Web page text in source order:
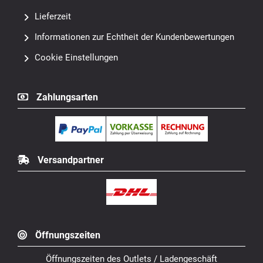
Lieferzeit
Informationen zur Echtheit der Kundenbewertungen
Cookie Einstellungen
Zahlungsarten
Versandpartner
Öffnungszeiten
Öffnungszeiten des Outlets / Ladengeschäft